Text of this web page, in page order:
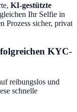
KI-gestützte
Ihr Selfie in
Prozess sicher, privat
KYC-
reibungslos und
schnelle